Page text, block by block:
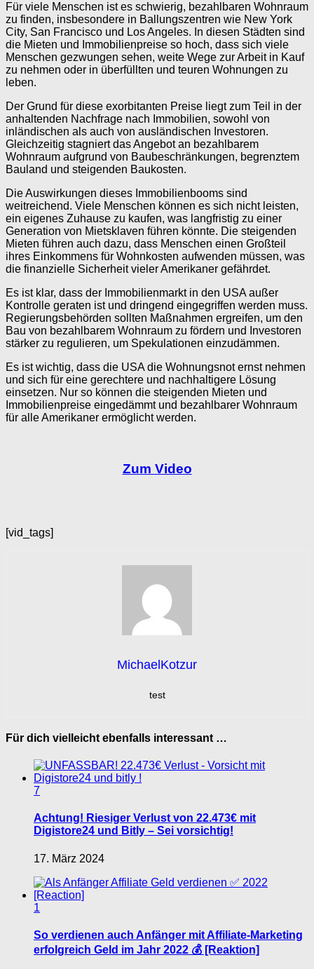
Für viele Menschen ist es schwierig, bezahlbaren Wohnraum
zu finden, insbesondere in Ballungszentren wie New York
City, San Francisco und Los Angeles. In diesen Städten sind
die Mieten und Immobilienpreise so hoch, dass sich viele
Menschen gezwungen sehen, weite Wege zur Arbeit in Kauf
zu nehmen oder in überfüllten und teuren Wohnungen zu
leben.
Der Grund für diese exorbitanten Preise liegt zum Teil in der
anhaltenden Nachfrage nach Immobilien, sowohl von
inländischen als auch von ausländischen Investoren.
Gleichzeitig stagniert das Angebot an bezahlbarem
Wohnraum aufgrund von Baubeschränkungen, begrenztem
Bauland und steigenden Baukosten.
Die Auswirkungen dieses Immobilienbooms sind
weitreichend. Viele Menschen können es sich nicht leisten,
ein eigenes Zuhause zu kaufen, was langfristig zu einer
Generation von Mietsklaven führen könnte. Die steigenden
Mieten führen auch dazu, dass Menschen einen Großteil
ihres Einkommens für Wohnkosten aufwenden müssen, was
die finanzielle Sicherheit vieler Amerikaner gefährdet.
Es ist klar, dass der Immobilienmarkt in den USA außer
Kontrolle geraten ist und dringend eingegriffen werden muss.
Regierungsbehörden sollten Maßnahmen ergreifen, um den
Bau von bezahlbarem Wohnraum zu fördern und Investoren
stärker zu regulieren, um Spekulationen einzudämmen.
Es ist wichtig, dass die USA die Wohnungsnot ernst nehmen
und sich für eine gerechtere und nachhaltigere Lösung
einsetzen. Nur so können die steigenden Mieten und
Immobilienpreise eingedämmt und bezahlbarer Wohnraum
für alle Amerikaner ermöglicht werden.
Zum Video
[vid_tags]
MichaelKotzur
test
Für dich vielleicht ebenfalls interessant …
7
Achtung! Riesiger Verlust von 22.473€ mit
Digistore24 und Bitly – Sei vorsichtig!
17. März 2024
1
So verdienen auch Anfänger mit Affiliate-Marketing
erfolgreich Geld im Jahr 2022 💰 [Reaktion]